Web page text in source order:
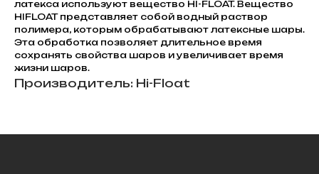
латекса используют вещество HI-FLOAT. Вещество
HIFLOAT представляет собой водный раствор
полимера, которым обрабатывают латексные шары.
Эта обработка позволяет длительное время
сохранять свойства шаров и увеличивает время
жизни шаров.
Производитель: Hi-Float